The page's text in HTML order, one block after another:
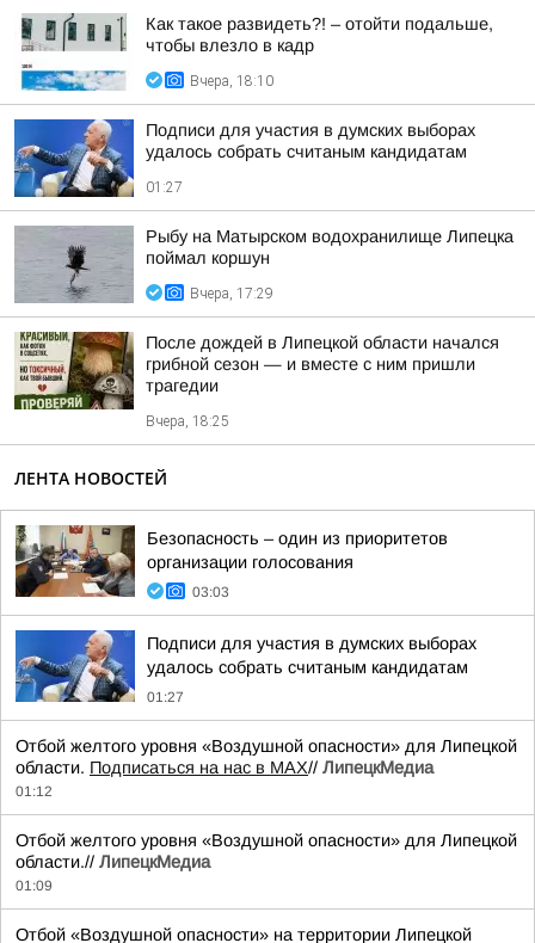
Как такое развидеть?! – отойти подальше,
чтобы влезло в кадр
Вчера, 18:10
Подписи для участия в думских выборах
удалось собрать считаным кандидатам
01:27
Рыбу на Матырском водохранилище Липецка
поймал коршун
Вчера, 17:29
После дождей в Липецкой области начался
грибной сезон — и вместе с ним пришли
трагедии
Вчера, 18:25
ЛЕНТА НОВОСТЕЙ
Безопасность – один из приоритетов
организации голосования
03:03
Подписи для участия в думских выборах
удалось собрать считаным кандидатам
01:27
Отбой желтого уровня «Воздушной опасности» для Липецкой
области. Подписаться на нас в МАХ// ЛипецкМедиа
01:12
Отбой желтого уровня «Воздушной опасности» для Липецкой
области.// ЛипецкМедиа
01:09
Отбой «Воздушной опасности» на территории Липецкой